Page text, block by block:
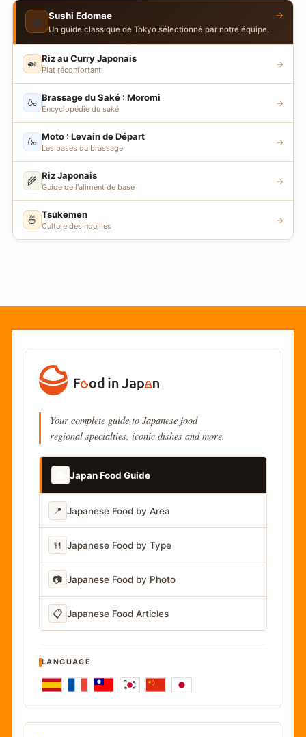
🍣 Sushi Edomae
Un guide classique de Tokyo sélectionné par notre équipe.
→
🍛 Riz au Curry Japonais
Plat réconfortant
→
🍶 Brassage du Saké : Moromi
Encyclopédie du saké
→
🍶 Moto : Levain de Départ
Les bases du brassage
→
🌾 Riz Japonais
Guide de l'aliment de base
→
🍜 Tsukemen
Culture des nouilles
→
Your complete guide to Japanese food
regional specialties, iconic dishes and more.
Japan Food Guide
📍 Japanese Food by Area
🍴 Japanese Food by Type
📷 Japanese Food by Photo
📋 Japanese Food Articles
LANGUAGE